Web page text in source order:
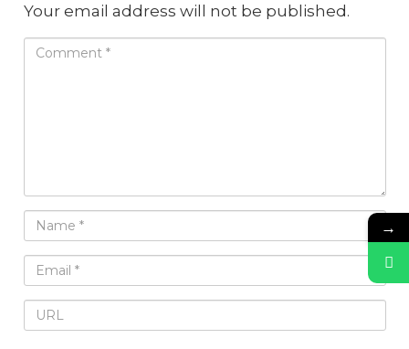
Your email address will not be published.
→